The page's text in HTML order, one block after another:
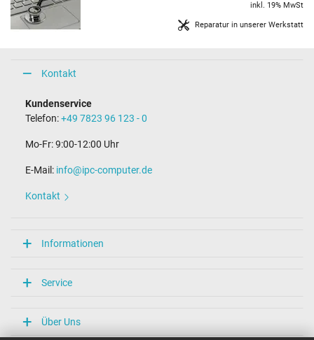
Reparatur in unserer Werkstatt
inkl. 19% MwSt
Kontakt
Kundenservice
Telefon:+49 7823 96 123 - 0
Mo-Fr: 9:00-12:00 Uhr
E-Mail: info@ipc-computer.de
Kontakt
Informationen
Service
Über Uns